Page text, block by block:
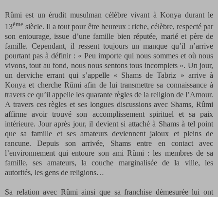
Rûmi est un érudit musulman célèbre vivant à Konya durant le
13ème siècle. Il a tout pour être heureux : riche, célèbre, respecté par
son entourage, issue d’une famille bien réputée, marié et père de
famille. Cependant, il ressent toujours un manque qu’il n’arrive
pourtant pas à définir : « Peu importe qui nous sommes et où nous
vivons, tout au fond, nous nous sentons tous incomplets ». Un jour,
un derviche errant qui s’appelle « Shams de Tabriz » arrive à
Konya et cherche Rûmi afin de lui transmettre sa connaissance à
travers ce qu’il appelle les quarante règles de la religion de l’Amour.
A travers ces règles et ses longues discussions avec Shams, Rûmi
affirme avoir trouvé son accomplissement spirituel et sa paix
intérieure. Jour après jour, il devient si attaché à Shams à tel point
que sa famille et ses amateurs deviennent jaloux et pleins de
rancune. Depuis son arrivée, Shams entre en contact avec
l’environnement qui entoure son ami Rûmi : les membres de sa
famille, ses amateurs, la couche marginalisée de la ville, les
autorités, les gens de religions…
Sa relation avec Rûmi ainsi que sa franchise démesurée lui ont